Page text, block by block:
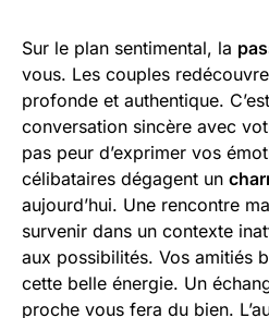
Sur le plan sentimental, la
vous. Les couples
profonde et authentique.
conversation sincère avec
pas peur d’exprimer vos
célibataires dégagent un
aujourd’hui. Une rencontre
survenir dans un contexte
aux possibilités. Vos amitiés
cette belle énergie. Un
proche vous fera du bien.